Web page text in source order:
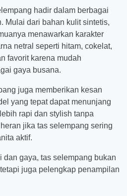
hadir dalam berbagai
Mulai dari bahan kulit sintetis,
menawarkan karakter
netral seperti hitam, cokelat,
favorit karena mudah
gaya busana.
juga memberikan kesan
yang tepat dapat menunjang
rapi dan stylish tanpa
jika tas selempang sering
aktif.
dan gaya, tas selempang bukan
juga pelengkap penampilan